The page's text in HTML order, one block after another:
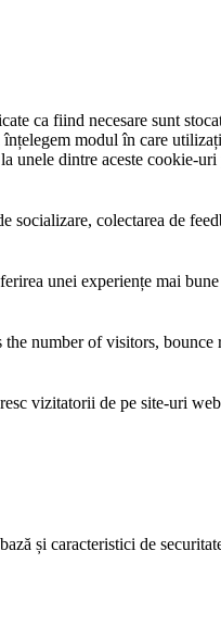
ca fiind necesare sunt
modul în care
unele dintre aceste cookie-
colectarea de
unei experiențe mai
number of visitors, bounce
vizitatorii de pe site-uri
și caracteristici de